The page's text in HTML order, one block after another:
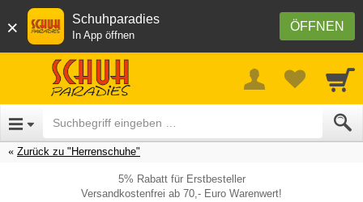
× ÖFFNEN
Schuhparadies
In App öffnen
Zurück zu "Herrenschuhe"
5% Rabatt für Erstbesteller
Versandkostenfrei ab 70,- Euro Warenwert!